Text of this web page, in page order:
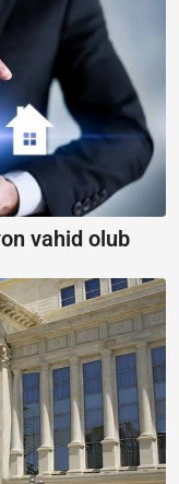
vahid olub